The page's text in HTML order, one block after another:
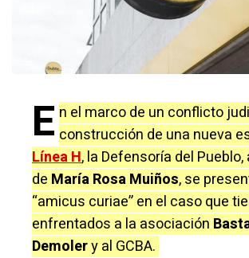
E n el marco de un conflicto
construcción de una nueva
Línea H, la Defensoría del
de María Rosa Muiños, se
“amicus curiae” en el caso que
enfrentados a la asociación
Demolery al GCBA.